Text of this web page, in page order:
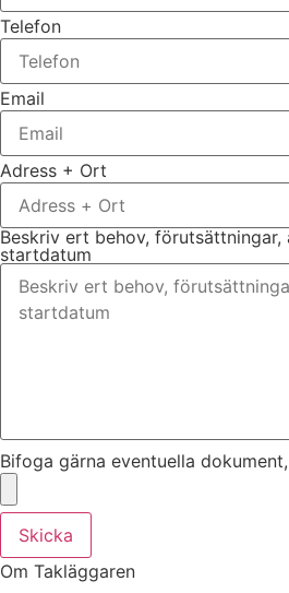
Telefon
Email
Adress + Ort
Beskriv ert behov, förutsättningar,
startdatum
Bifoga gärna eventuella
Skicka
Om Takläggaren